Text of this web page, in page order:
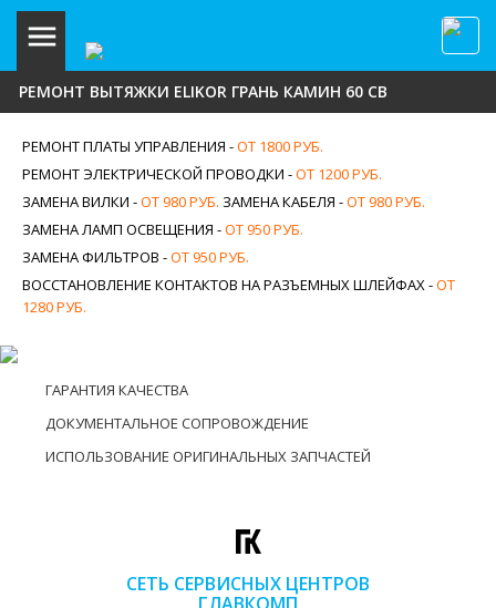
СЕТЬ СЕРВИСНЫХ ЦЕНТРОВ
РЕМОНТ ВЫТЯЖКИ ELIKOR ГРАНЬ КАМИН 60 СВ
РЕМОНТ ПЛАТЫ УПРАВЛЕНИЯ -ОТ 1800 РУБ.
РЕМОНТ ЭЛЕКТРИЧЕСКОЙ ПРОВОДКИ -ОТ 1200 РУБ.
ЗАМЕНА ВИЛКИ -ОТ 980 РУБ. ЗАМЕНА КАБЕЛЯ -ОТ 980 РУБ.
ЗАМЕНА ЛАМП ОСВЕЩЕНИЯ -ОТ 950 РУБ.
ЗАМЕНА ФИЛЬТРОВ -ОТ 950 РУБ.
ВОССТАНОВЛЕНИЕ КОНТАКТОВ НА РАЗЪЕМНЫХ ШЛЕЙФАХ -ОТ
1280 РУБ.
ГАРАНТИЯ КАЧЕСТВА
ДОКУМЕНТАЛЬНОЕ СОПРОВОЖДЕНИЕ
ИСПОЛЬЗОВАНИЕ ОРИГИНАЛЬНЫХ ЗАПЧАСТЕЙ